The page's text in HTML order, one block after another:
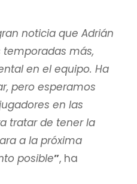
noticia que Adrián
más,
en el equipo. Ha
pero esperamos
en las
tratar de tener la
a la próxima
posible”, ha